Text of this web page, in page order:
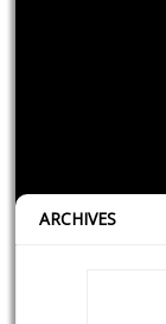
ARCHIVES